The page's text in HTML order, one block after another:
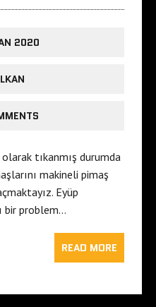
2020
tıkanmış durumda
makineli pimaş
Eyüp
bir problem…
READ MORE